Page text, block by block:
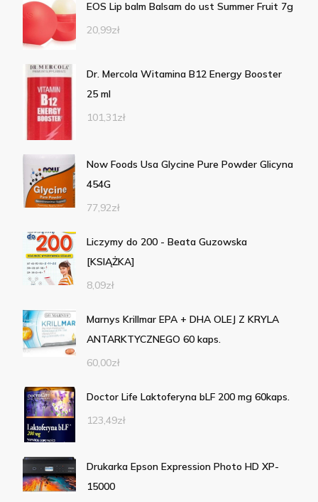
EOS Lip balm Balsam do ust Summer Fruit 7g
20,99zł
Dr. Mercola Witamina B12 Energy Booster
25 ml
101,31zł
Now Foods Usa Glycine Pure Powder Glicyna
454G
77,92zł
Liczymy do 200 - Beata Guzowska
[KSIĄŻKA]
8,09zł
Marnys Krillmar EPA + DHA OLEJ Z KRYLA
ANTARKTYCZNEGO 60 kaps.
60,00zł
Doctor Life Laktoferyna bLF 200 mg 60kaps.
123,49zł
Drukarka Epson Expression Photo HD XP-
15000